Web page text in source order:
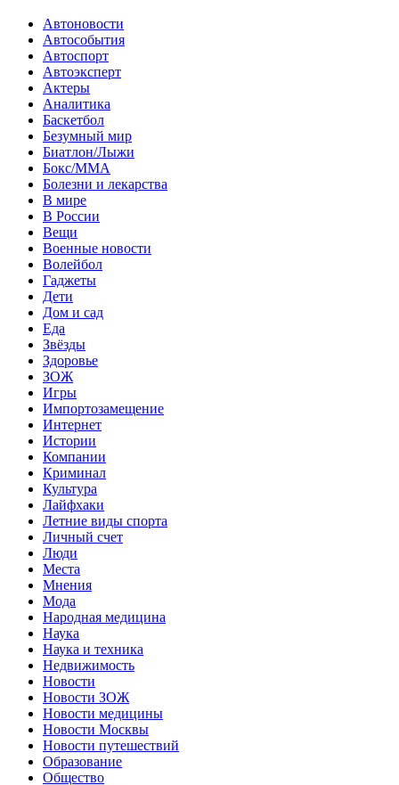
Автоновости
Автособытия
Автоспорт
Автоэксперт
Актеры
Аналитика
Баскетбол
Безумный мир
Биатлон/Лыжи
Бокс/MMA
Болезни и лекарства
В мире
В России
Вещи
Военные новости
Волейбол
Гаджеты
Дети
Дом и сад
Еда
Звёзды
Здоровье
ЗОЖ
Игры
Импортозамещение
Интернет
Истории
Компании
Криминал
Культура
Лайфхаки
Летние виды спорта
Личный счет
Люди
Места
Мнения
Мода
Народная медицина
Наука
Наука и техника
Недвижимость
Новости
Новости ЗОЖ
Новости медицины
Новости Москвы
Новости путешествий
Образование
Общество